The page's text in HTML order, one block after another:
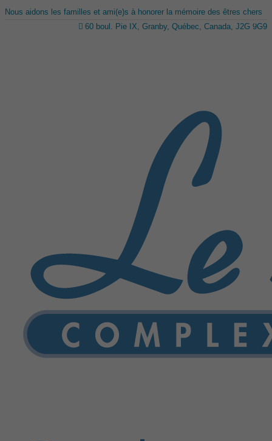
Nous aidons les familles et ami(e)s à honorer la mémoire des êtres chers
60 boul. Pie IX, Granby, Québec, Canada, J2G 9G9